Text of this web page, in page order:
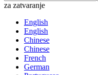
za zatvaranje
English
English
Chinese
Chinese
French
German